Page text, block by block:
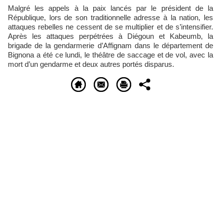
Malgré les appels à la paix lancés par le président de la
République, lors de son traditionnelle adresse à la nation, les
attaques rebelles ne cessent de se multiplier et de s’intensifier.
Après les attaques perpétrées à Diégoun et Kabeumb, la
brigade de la gendarmerie d’Affignam dans le département de
Bignona a été ce lundi, le théâtre de saccage et de vol, avec la
mort d’un gendarme et deux autres portés disparus.